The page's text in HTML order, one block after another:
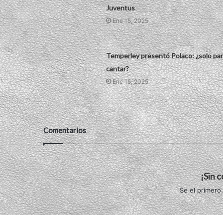
Juventus
Ene 15, 2025
Temperley presentó Polaco: ¿solo
cantar?
Ene 15, 2025
Comentarios
¡Sin
Se el